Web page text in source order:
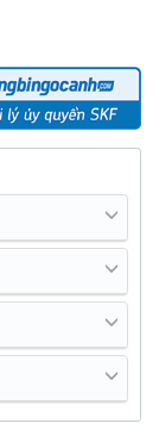
để đảm bảo
hãng ở